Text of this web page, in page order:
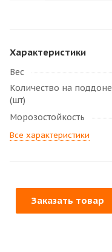
Характеристики
Вес
Количество на поддоне
(шт)
Морозостойкость
Все характеристики
Заказать товар